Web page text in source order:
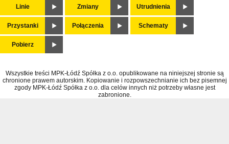
Linie Zmiany Utrudnienia
Przystanki Połączenia Schematy
Pobierz
Wszystkie treści MPK-Łódź Spółka z o.o. opublikowane na niniejszej stronie są
chronione prawem autorskim. Kopiowanie i rozpowszechnianie ich bez pisemnej
zgody MPK-Łódź Spółka z o.o. dla celów innych niż potrzeby własne jest
zabronione.